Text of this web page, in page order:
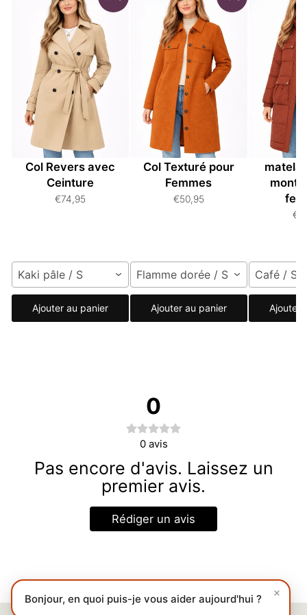
Manteau Femme à
Col Revers avec
Ceinture
€74,95
Kaki pâle / S
Ajouter au panier
Manteau Duster à
Col Texturé pour
Femmes
€50,95
Flamme dorée / S
Ajouter au panier
Café / S
Ajouter
0
0 avis
Pas encore d'avis. Laissez un
premier avis.
Rédiger un avis
Bonjour, en quoi puis-je vous aider aujourd'hui ?